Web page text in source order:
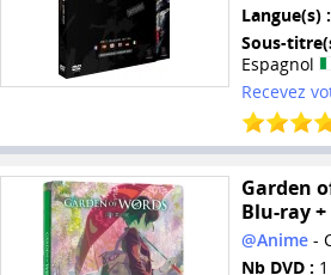
Langue(s) :
Sous-
Espagnol
Recevez
Garden
Blu-ray +
@Anime-
Nb DVD : 1